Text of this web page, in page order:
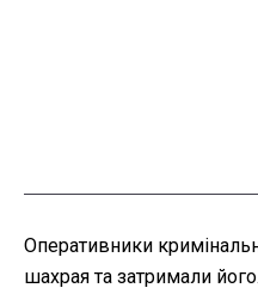
Оперативники
шахрая та затримали